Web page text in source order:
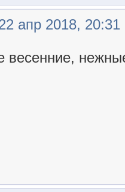
апр 2018, 20:31
весенние,